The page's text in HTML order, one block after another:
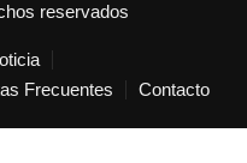
reservados
Frecuentes Contacto